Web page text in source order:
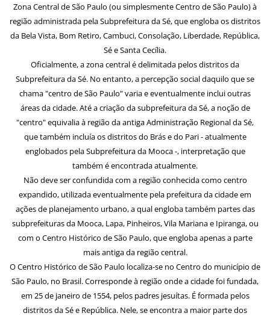
Zona Central de São Paulo (ou simplesmente Centro de São Paulo) à
região administrada pela Subprefeitura da Sé, que engloba os distritos
da Bela Vista, Bom Retiro, Cambuci, Consolação, Liberdade, República,
Sé e Santa Cecília.
Oficialmente, a zona central é delimitada pelos distritos da
Subprefeitura da Sé. No entanto, a percepção social daquilo que se
chama "centro de São Paulo" varia e eventualmente inclui outras
áreas da cidade. Até a criação da subprefeitura da Sé, a noção de
"centro" equivalia à região da antiga Administração Regional da Sé,
que também incluía os distritos do Brás e do Pari - atualmente
englobados pela Subprefeitura da Mooca -, interpretação que
também é encontrada atualmente.
Não deve ser confundida com a região conhecida como centro
expandido, utilizada eventualmente pela prefeitura da cidade em
ações de planejamento urbano, a qual engloba também partes das
subprefeituras da Mooca, Lapa, Pinheiros, Vila Mariana e Ipiranga, ou
com o Centro Histórico de São Paulo, que engloba apenas a parte
mais antiga da região central.
O Centro Histórico de São Paulo localiza-se no Centro do município de
São Paulo, no Brasil. Corresponde à região onde a cidade foi fundada,
em 25 de janeiro de 1554, pelos padres jesuítas. É formada pelos
distritos da Sé e República. Nele, se encontra a maior parte dos